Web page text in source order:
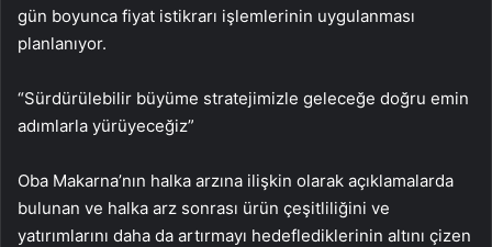
gün boyunca fiyat istikrarı işlemlerinin uygulanması
planlanıyor.
“Sürdürülebilir büyüme stratejimizle geleceğe doğru emin
adımlarla yürüyeceğiz”
Oba Makarna’nın halka arzına ilişkin olarak açıklamalarda
bulunan ve halka arz sonrası ürün çeşitliliğini ve
yatırımlarını daha da artırmayı hedeflediklerinin altını çizen